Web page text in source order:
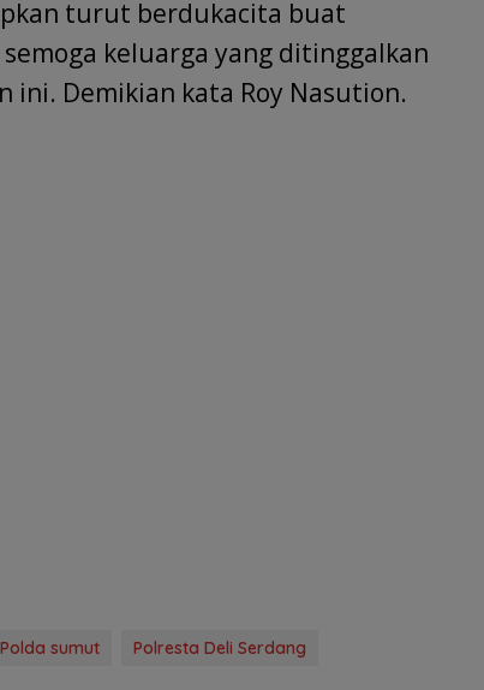
turut berdukacita buat
keluarga yang ditinggalkan
ini. Demikian kata Roy Nasution.
Polda sumut Polresta Deli Serdang